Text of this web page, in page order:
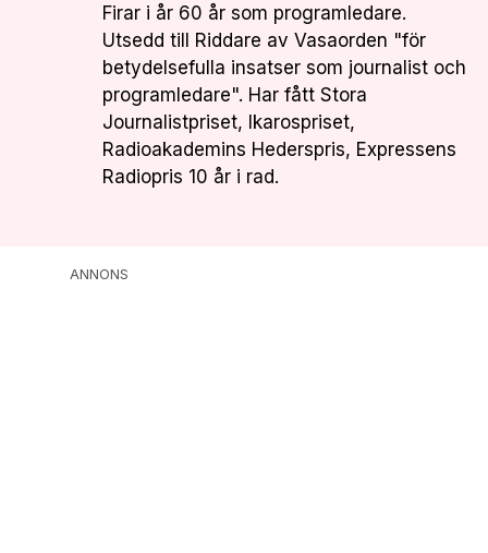
Firar i år 60 år som programledare.
Utsedd till Riddare av Vasaorden "för
betydelsefulla insatser som journalist och
programledare". Har fått Stora
Journalistpriset, Ikarospriset,
Radioakademins Hederspris, Expressens
Radiopris 10 år i rad.
ANNONS